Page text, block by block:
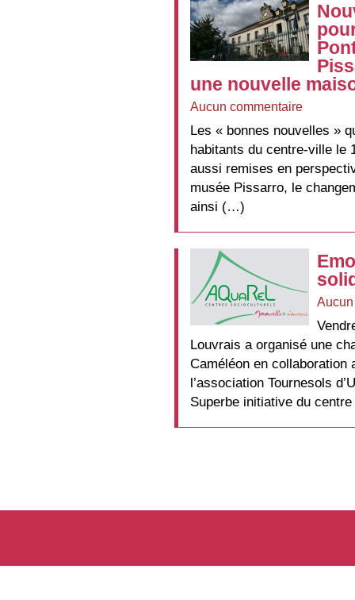
une nouvelle
Aucun commentaire
Les « bonnes nouvelles »
habitants du centre-ville le
aussi remises en
musée Pissarro, le
ainsi (…)
Louvrais a organisé une
Caméléon en
l’association Tournesols
Superbe initiative du